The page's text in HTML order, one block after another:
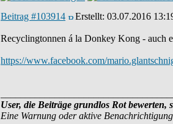
Beitrag #103914 Erstellt: 03.07.2016
Recyclingtonnen á la Donkey Kong - auch
https://www.facebook.com/
User, die Beiträge grundlos Rot
Eine Warnung oder aktive